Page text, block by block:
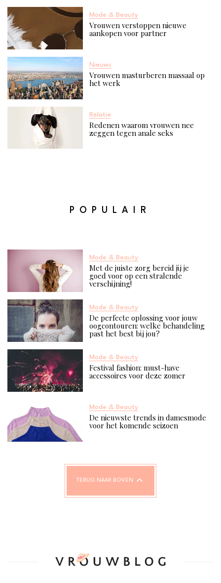
Mode & Beauty
Vrouwen verstoppen nieuwe
aankopen voor partner
Nieuws
Vrouwen masturberen massaal op
het werk
Relatie
Redenen waarom vrouwen nee
zeggen tegen anale seks
POPULAIR
Mode & Beauty
Met de juiste zorg bereid jij je
goed voor op een stralende
verschijning!
Mode & Beauty
De perfecte oplossing voor jouw
oogcontouren: welke behandeling
past het best bij jou?
Mode & Beauty
Festival fashion: must-have
accessoires voor deze zomer
Mode & Beauty
De nieuwste trends in damesmode
voor het komende seizoen
TERUG NAAR BOVEN